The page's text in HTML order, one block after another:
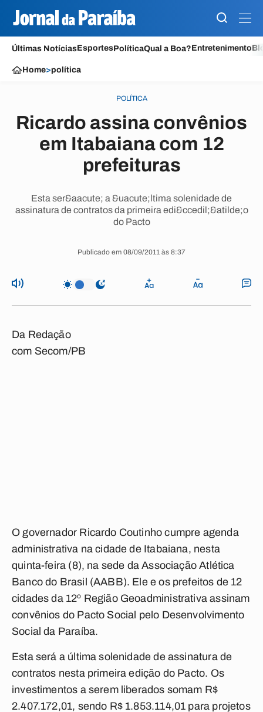
Últimas NotíciasEsportesPolíticaQual a Boa?Entretenimento
Home>política
POLÍTICA
Ricardo assina convênios
em Itabaiana com 12
prefeituras
Esta ser&aacute; a &uacute;ltima solenidade de
assinatura de contratos da primeira edi&ccedil;&atilde;o
do Pacto
Publicado em 08/09/2011 às 8:37
Da Redação
com Secom/PB
O governador Ricardo Coutinho cumpre agenda
administrativa na cidade de Itabaiana, nesta
quinta-feira (8), na sede da Associação Atlética
Banco do Brasil (AABB). Ele e os prefeitos de 12
cidades da 12º Região Geoadministrativa assinam
convênios do Pacto Social pelo Desenvolvimento
Social da Paraíba.
Esta será a última solenidade de assinatura de
contratos nesta primeira edição do Pacto. Os
investimentos a serem liberados somam R$
2.407.172,01, sendo R$ 1.853.114,01 para projetos